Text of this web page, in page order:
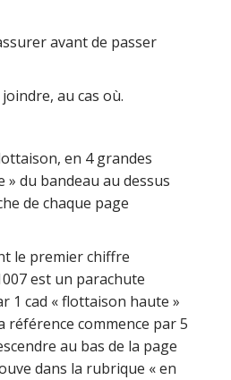
avant de passer
au cas où.
en 4 grandes
» du bandeau au dessus
de chaque page
le premier chiffre
est un parachute
1 cad « flottaison haute »
référence commence par 5
au bas de la page
dans la rubrique « en